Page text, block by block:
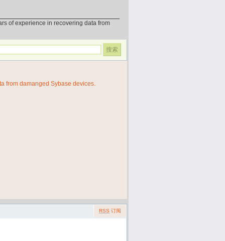
of experience in recovering data from
from damanged Sybase devices.
RSS 订阅